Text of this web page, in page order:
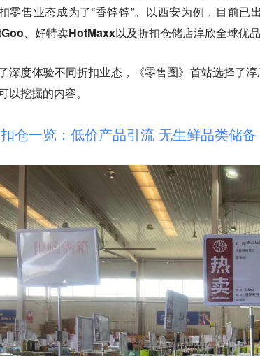
零售业态成为了“香饽饽”。以西安为例，目前已
、好特卖HotMaxx以及折扣仓储店淳欣全球优
深度体验不同折扣业态，《零售圈》首站选择了
以挖掘的内容。
仓一览：低价产品引流 无生鲜品类储备